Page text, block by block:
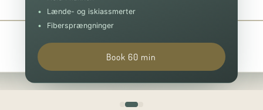
Book 30 min
Lænde- og iskiassmerter
Fibersprængninger
Book 60 min